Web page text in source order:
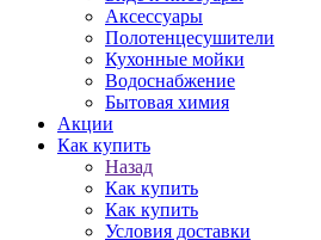
Аксессуары
Полотенцесушители
Кухонные мойки
Водоснабжение
Бытовая химия
Акции
Как купить
Назад
Как купить
Как купить
Условия доставки